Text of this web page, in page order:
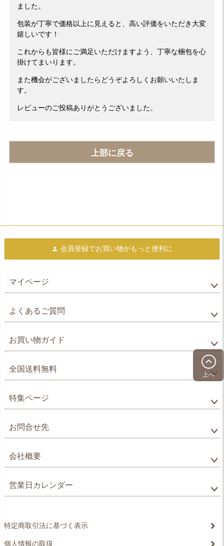
ました。
包装が丁寧で価格以上に見えると、高い評価をいただき大変
嬉しいです！
これからも皆様にご満足いただけますよう、丁寧な梱包を心
掛けてまいります。
また機会がございましたらどうぞよろしくお願いいたしま
す。
レビューのご投稿ありがとうございました。
上部に戻る
上へ
会員登録でお買い物がもっと便利に
マイページ
よくあるご質問
お買い物ガイド
全国送料無料
特集ページ
お問合せ先
会社概要
営業日カレンダー
特定商取引法に基づく表示
個人情報の取扱